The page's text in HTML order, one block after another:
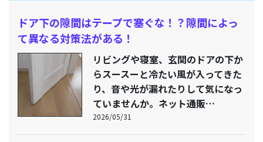
ドア下の隙間はテープで塞ぐな！？隙間によっ
て異なる対策法がある！
リビングや寝室、玄関のドアの下か
らスースーと冷たい風が入ってきた
り、音や光が漏れたりして気になっ
ていませんか。ネット通販…
2026/05/31